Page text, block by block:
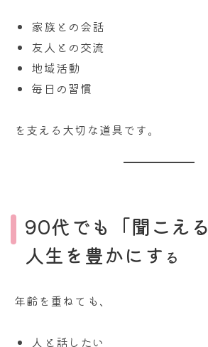
家族との会話
友人との交流
地域活動
毎日の習慣
を支える大切な道具です。
90代でも「聞こえ
人生を豊かにす る
年齢を重ねても、
人と話したい